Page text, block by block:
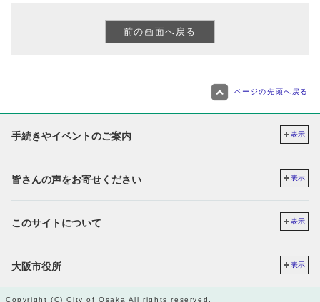
ページの先頭へ戻る
手続きやイベントのご案内 表示
皆さんの声をお寄せください 表示
このサイトについて 表示
大阪市役所 表示
Copyright (C) City of Osaka All rights reserved.